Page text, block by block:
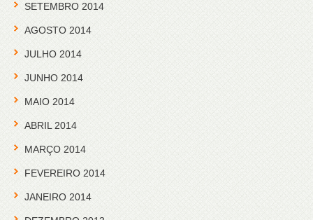
SETEMBRO 2014
AGOSTO 2014
JULHO 2014
JUNHO 2014
MAIO 2014
ABRIL 2014
MARÇO 2014
FEVEREIRO 2014
JANEIRO 2014